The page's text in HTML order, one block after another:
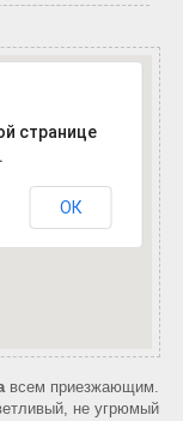
странице
ОК
всем приезжающим.
не угрюмый